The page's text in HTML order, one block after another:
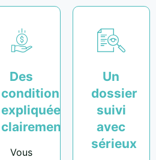
Des
conditions
expliquées
clairement
Vous
Un
dossier
suivi
avec
sérieux